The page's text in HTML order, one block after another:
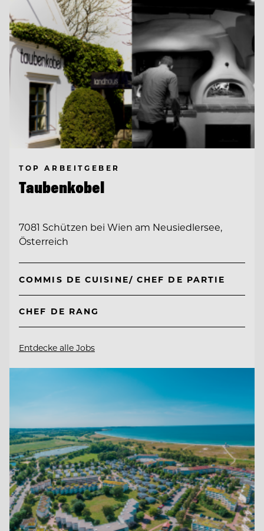
TOP ARBEITGEBER
Taubenkobel
7081 Schützen bei Wien am Neusiedlersee,
Österreich
COMMIS DE CUISINE/ CHEF DE PARTIE
CHEF DE RANG
Entdecke alle Jobs